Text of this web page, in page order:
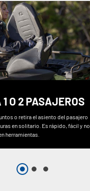
1 O 2 PASAJEROS
o retira el asiento del pasajero
en solitario. Es rápido, fácil y no
herramientas.